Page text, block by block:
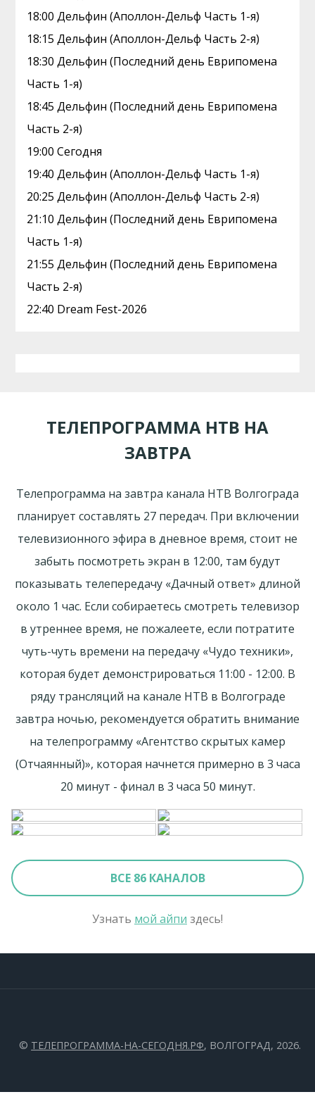
18:00 Дельфин (Аполлон-Дельф Часть 1-я)
18:15 Дельфин (Аполлон-Дельф Часть 2-я)
18:30 Дельфин (Последний день Еврипомена
Часть 1-я)
18:45 Дельфин (Последний день Еврипомена
Часть 2-я)
19:00 Сегодня
19:40 Дельфин (Аполлон-Дельф Часть 1-я)
20:25 Дельфин (Аполлон-Дельф Часть 2-я)
21:10 Дельфин (Последний день Еврипомена
Часть 1-я)
21:55 Дельфин (Последний день Еврипомена
Часть 2-я)
22:40 Dream Fest-2026
ТЕЛЕПРОГРАММА НТВ НА
ЗАВТРА
Телепрограмма на завтра канала НТВ Волгограда
планирует составлять 27 передач. При включении
телевизионного эфира в дневное время, стоит не
забыть посмотреть экран в 12:00, там будут
показывать телепередачу «Дачный ответ» длиной
около 1 час. Если собираетесь смотреть телевизор
в утреннее время, не пожалеете, если потратите
чуть-чуть времени на передачу «Чудо техники»,
которая будет демонстрироваться 11:00 - 12:00. В
ряду трансляций на канале НТВ в Волгограде
завтра ночью, рекомендуется обратить внимание
на телепрограмму «Агентство скрытых камер
(Отчаянный)», которая начнется примерно в 3 часа
20 минут - финал в 3 часа 50 минут.
ВСЕ 86 КАНАЛОВ
Узнать мой айпи здесь!
© ТЕЛЕПРОГРАММА-НА-СЕГОДНЯ.РФ, ВОЛГОГРАД, 2026.